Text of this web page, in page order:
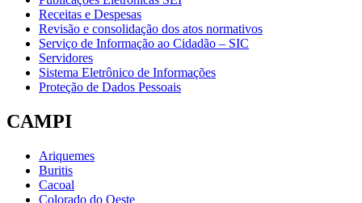
Receitas e Despesas
Revisão e consolidação dos atos normativos
Serviço de Informação ao Cidadão – SIC
Servidores
Sistema Eletrônico de Informações
Proteção de Dados Pessoais
CAMPI
Ariquemes
Buritis
Cacoal
Colorado do Oeste